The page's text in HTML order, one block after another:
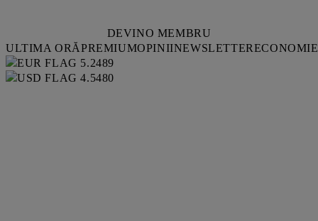
DEVINO MEMBRU
ULTIMA ORĂPREMIUMOPINIINEWSLETTERECONOMIE
5.2489
4.5480